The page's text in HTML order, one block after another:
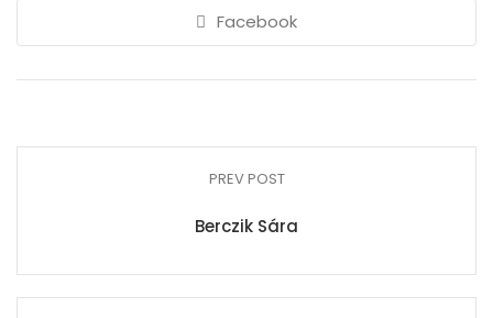
Facebook
PREV POST
Berczik Sára